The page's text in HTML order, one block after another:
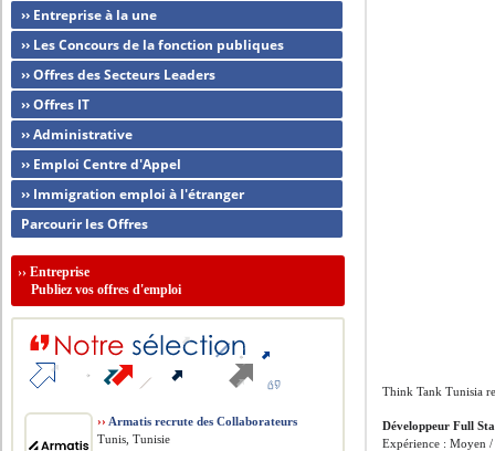
Think Tank Tunisia
Développeur Full
Expérience : Moyen
›› Entreprise à la une
›› Les Concours de la fonction publiques
›› Offres des Secteurs Leaders
›› Offres IT
›› Administrative
›› Emploi Centre d'Appel
›› Immigration emploi à l'étranger
Parcourir les Offres
››Entreprise
Publiez vos offres d'emploi
›› Armatis recrute des Collaborateurs
Tunis, Tunisie